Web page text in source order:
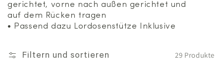
gerichtet, vorne nach außen gerichtet und
auf dem Rücken tragen
• Passend dazu Lordosenstütze Inklusive
Filtern und sortieren 29 Produkte